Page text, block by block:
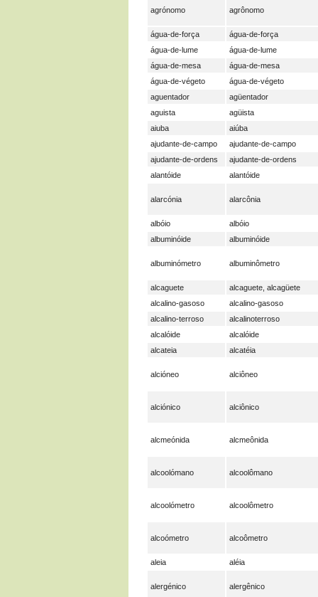
agrónomo agrônomo
água-de-força
água-de-força
água-de-lume
água-de-lume
água-de-mesa
água-de-mesa
água-de-végeto
água-de-végeto
aguentador
agüentador
aguista
agüista
aiuba
aiúba
ajudante-de-campo
ajudante-de-campo
ajudante-de-ordens
ajudante-de-ordens
alantóide
alantóide
alarcónia alarcônia
albóio
albóio
albuminóide
albuminóide
albuminómetro albuminômetro
alcaguete
alcaguete, alcagüete
alcalino-gasoso
alcalino-gasoso
alcalino-terroso
alcalinoterroso
alcalóide
alcalóide
alcateia
alcatéia
alcióneo alciôneo
alciónico alciônico
alcmeónida alcmeônida
alcoolómano alcoolômano
alcoolómetro alcoolômetro
alcoómetro alcoômetro
aleia aléia
alergénico alergênico